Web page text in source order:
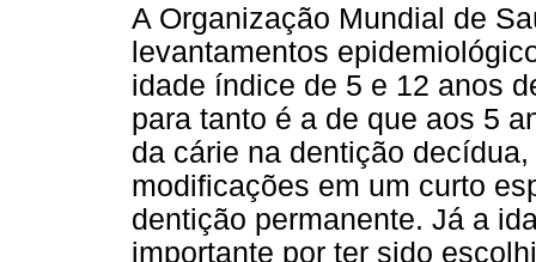
A Organização Mundial de
levantamentos
idade índice de 5 e 12 anos
para tanto é a de que aos 5
da cárie na dentição
modificações em um curto
dentição permanente. Já a
importante por ter sido